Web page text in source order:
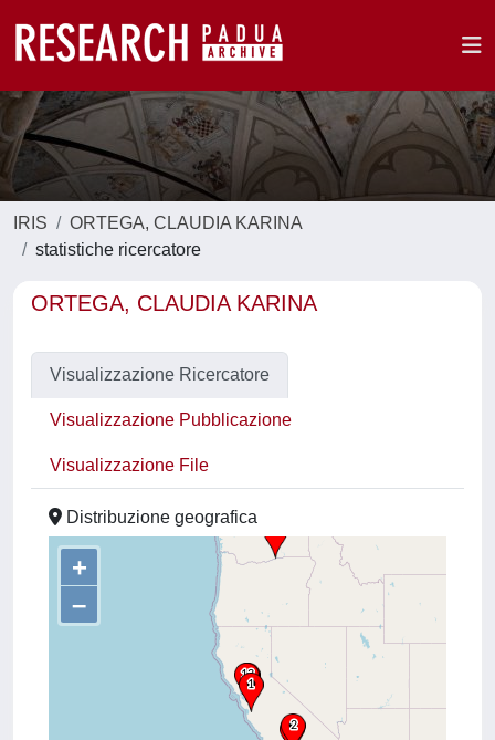
IRIS
ORTEGA, CLAUDIA KARINA
statistiche ricercatore
ORTEGA, CLAUDIA KARINA
Visualizzazione Ricercatore
Visualizzazione Pubblicazione
Visualizzazione File
Distribuzione geografica
+
–